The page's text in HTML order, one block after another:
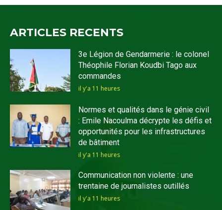
ARTICLES RECENTS
3e Légion de Gendarmerie : le colonel
Théophile Florian Koudbi Tago aux
commandes
il y'a 11 heures
Normes et qualités dans le génie civil
: Emile Nacoulma décrypte les défis et
opportunités pour les infrastructures
de bâtiment
il y'a 11 heures
Communication non violente : une
trentaine de journalistes outillés
il y'a 11 heures